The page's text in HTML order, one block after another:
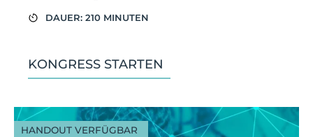
DAUER: 210 MINUTEN
KONGRESS STARTEN
HANDOUT VERFÜGBAR